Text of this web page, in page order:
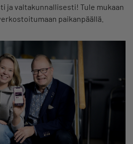
ja valtakunnallisesti! Tule mukaan
paikanpäällä.